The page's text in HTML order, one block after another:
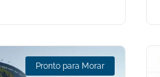
Pronto para Morar